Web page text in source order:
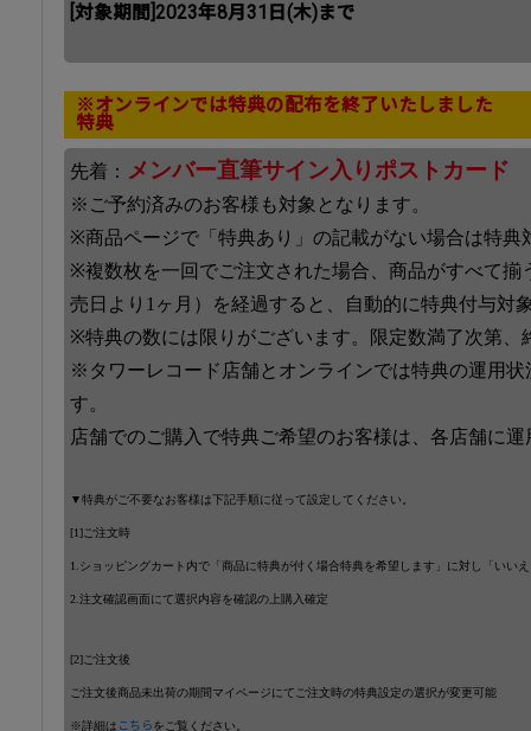
[対象期間]2023年8月31日(木)まで
※オンラインでは特典の配布を終了いたしました
特典
先着： メンバー直筆サイン入りポストカード
※ご予約済みのお客様も対象となります。
※商品ページで「特典あり」の記載がない場合は特典
※複数枚を一回でご注文された場合、商品がすべて揃
売日より1ヶ月）を経過すると、自動的に特典付与対
※特典の数には限りがございます。限定数満了次第、
※タワーレコード店舗とオンラインでは特典の運用
す。
店舗でのご購入で特典ご希望のお客様は、各店舗に
▼特典がご不要なお客様は下記手順に従って設定してください。
[1]ご注文時
1.ショッピングカート内で「商品に特典が付く場合特典を希望します」に対し「いい
2.注文確認画面にて選択内容を確認の上購入確定
[2]ご注文後
ご注文後商品未出荷の期間マイページにてご注文時の特典設定の選択が変更可能
※詳細は こちらをご覧ください。